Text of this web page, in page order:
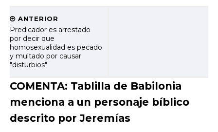
ANTERIOR
Predicador es arrestado
por decir que
homosexualidad es pecado
y multado por causar
"disturbios"
COMENTA: Tablilla de Babilonia
menciona a un personaje bíblico
descrito por Jeremías